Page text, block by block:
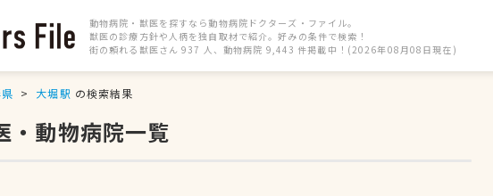
動物病院・獣医を探すなら動物病院ドクターズ・ファイル。
獣医の診療方針や人柄を独自取材で紹介。好みの条件で検索！
街の頼れる獣医さん 937 人、動物病院 9,443 件掲載中！(2026年08月08日現在)
大堀駅 の検索結果
・動物病院一覧